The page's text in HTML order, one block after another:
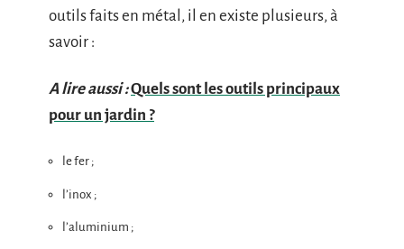
outils faits en métal, il en existe plusieurs, à
savoir :
A lire aussi :Quels sont les outils principaux
pour un jardin ?
le fer ;
l’inox ;
l’aluminium ;